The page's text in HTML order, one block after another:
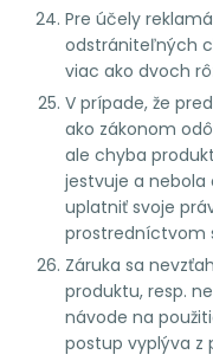
Pre účely
odstrániteľných
viac ako dvoch
V prípade, že
ako zákonom
ale chyba
jestvuje a nebola
uplatniť svoje
prostredníctvom
Záruka sa
produktu, resp.
návode na
postup vyplýva z